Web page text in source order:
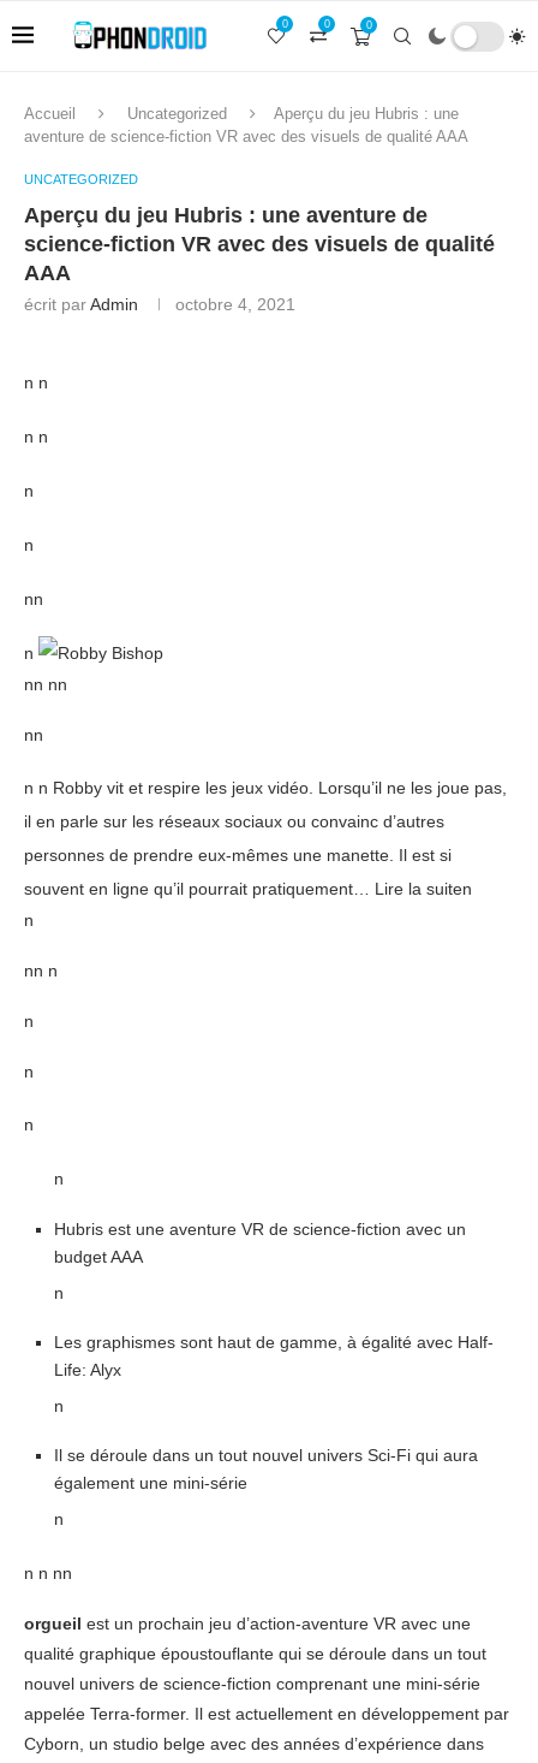
0
0
0
Accueil Uncategorized
Aperçu du jeu Hubris : une
aventure de science-fiction VR avec des visuels de qualité AAA
UNCATEGORIZED
Aperçu du jeu Hubris : une aventure de
science-fiction VR avec des visuels de qualité
AAA
écrit parAdmin octobre 4, 2021
n n
n n
n
n
nn
n
nn nn
nn
n n Robby vit et respire les jeux vidéo. Lorsqu’il ne les joue pas,
il en parle sur les réseaux sociaux ou convainc d’autres
personnes de prendre eux-mêmes une manette. Il est si
souvent en ligne qu’il pourrait pratiquement… Lire la suiten
n
nn n
n
n
n
n
Hubris est une aventure VR de science-fiction avec un
budget AAA
n
Les graphismes sont haut de gamme, à égalité avec Half-
Life: Alyx
n
Il se déroule dans un tout nouvel univers Sci-Fi qui aura
également une mini-série
n
n n nn
orgueil est un prochain jeu d’action-aventure VR avec une
qualité graphique époustouflante qui se déroule dans un tout
nouvel univers de science-fiction comprenant une mini-série
appelée Terra-former. Il est actuellement en développement par
Cyborn, un studio belge avec des années d’expérience dans